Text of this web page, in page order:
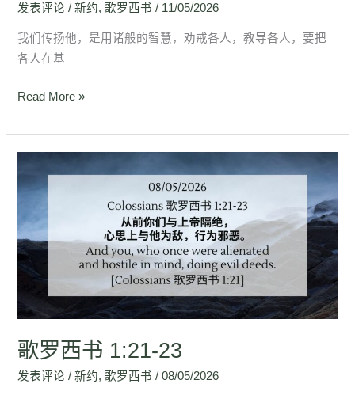
发表评论 /新约,歌罗西书 / 11/05/2026
我们传扬他，是用诸般的智慧，劝戒各人，教导各人，要把
各人在基
Read More »
歌罗西书 1:21-23
发表评论 /新约,歌罗西书 /08/05/2026
书
1:21-
23